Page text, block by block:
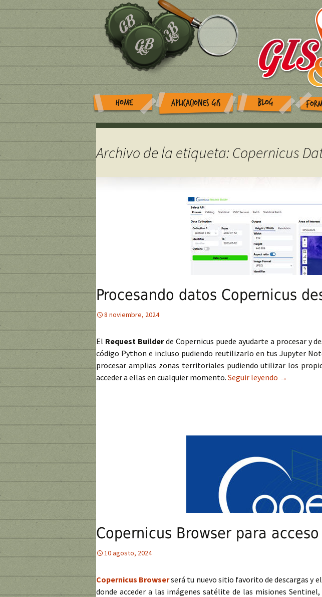
HOME APLICACIONES GIS BLOG
Archivo de la etiqueta: Copernicus
Procesando datos Copernicus
8 noviembre, 2024
El Request Builderde Copernicus puede ayudarte a procesar y
código Python e incluso pudiendo reutilizarlo en tus Jupyter
procesar amplias zonas territoriales pudiendo utilizar los
acceder a ellas en cualquier momento. Seguir leyendo Procesando
→
Copernicus Browser para
10 agosto, 2024
Copernicus Browserserá tu nuevo sitio favorito de descargas y
donde acceder a las imágenes satélite de las misiones